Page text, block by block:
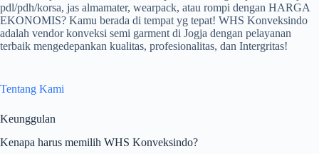
pdl/pdh/korsa, jas almamater, wearpack, atau rompi dengan HARGA
EKONOMIS? Kamu berada di tempat yg tepat! WHS Konveksindo
adalah vendor konveksi semi garment di Jogja dengan pelayanan
terbaik mengedepankan kualitas, profesionalitas, dan Intergritas!
Tentang Kami
Keunggulan
Kenapa harus memilih WHS Konveksindo?